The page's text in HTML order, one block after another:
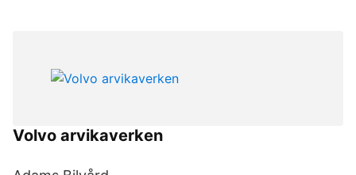
Volvo arvikaverken